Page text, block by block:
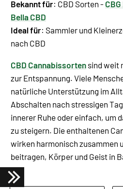
Bekannt für: CBD Sorten -
Bella CBD
Ideal für: Sammler und
nach CBD
CBD Cannabissorten sind weit
zur Entspannung. Viele
natürliche Unterstützung im
Abschalten nach stressigen
innerer Ruhe oder einfach, um
zu steigern. Die enthaltenen
wirken harmonisch zusammen
beitragen, Körper und Geist in